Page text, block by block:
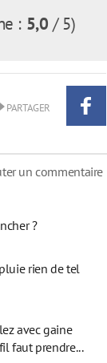
: 5,0 / 5)
PARTAGER
un commentaire
?
rien de tel
avec gaine
faut prendre...